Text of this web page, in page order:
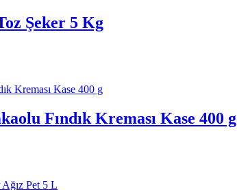
Şeker 5 Kg
Fındık Kreması Kase 400 g